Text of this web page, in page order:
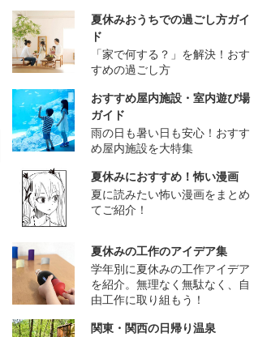
夏休みおうちでの過ごし方ガイ
ド
「家で何する？」を解決！おす
すめの過ごし方
おすすめ屋内施設・室内遊び場
ガイド
雨の日も暑い日も安心！おすす
め屋内施設を大特集
夏休みにおすすめ！怖い漫画
夏に読みたい怖い漫画をまとめ
てご紹介！
夏休みの工作のアイデア集
学年別に夏休みの工作アイデア
を紹介。無理なく無駄なく、自
由工作に取り組もう！
関東・関西の日帰り温泉